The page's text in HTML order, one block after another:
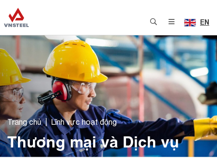
EN
Trang chủ Lĩnh vực hoạt động
Thương mại và Dịch vụ